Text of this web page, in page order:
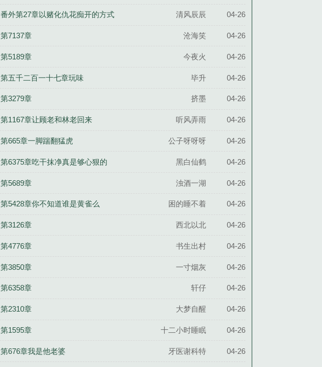
番外第27章以赌化仇花痴开的方式 清风辰辰 04-26
第7137章 沧海笑 04-26
第5189章 今夜火 04-26
第五千二百一十七章玩味 毕升 04-26
第3279章 挤墨 04-26
第1167章让顾老和林老回来 听风弄雨 04-26
第665章一脚踹翻猛虎 公子呀呀呀 04-26
第6375章吃干抹净真是够心狠的 黑白仙鹤 04-26
第5689章 浊酒一湖 04-26
第5428章你不知道谁是黄雀么 困的睡不着 04-26
第3126章 西北以北 04-26
第4776章 书生出村 04-26
第3850章 一寸烟灰 04-26
第6358章 轩仔 04-26
第2310章 大梦自醒 04-26
第1595章 十二小时睡眠 04-26
第676章我是他老婆 牙医谢科特 04-26